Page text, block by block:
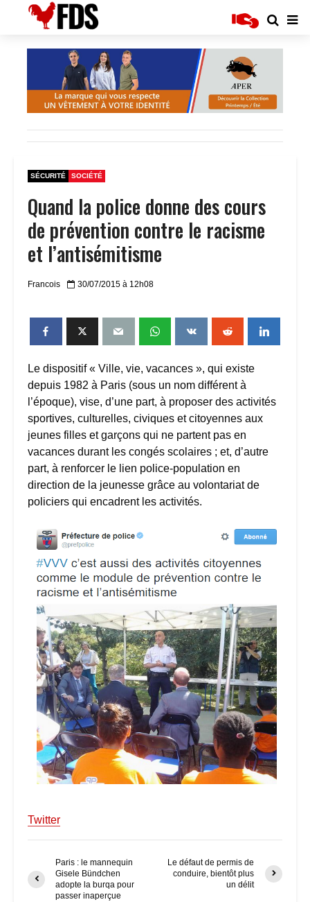
SÉCURITÉ SOCIÉTÉ
Quand la police donne des cours
de prévention contre le racisme
et l’antisémitisme
Francois 30/07/2015 à 12h08
Le dispositif « Ville, vie, vacances », qui existe
depuis 1982 à Paris (sous un nom différent à
l’époque), vise, d’une part, à proposer des activités
sportives, culturelles, civiques et citoyennes aux
jeunes filles et garçons qui ne partent pas en
vacances durant les congés scolaires ; et, d’autre
part, à renforcer le lien police-population en
direction de la jeunesse grâce au volontariat de
policiers qui encadrent les activités.
Twitter
Paris : le mannequin
Gisele Bündchen
adopte la burqa pour
passer inaperçue
Le défaut de permis de
conduire, bientôt plus
un délit